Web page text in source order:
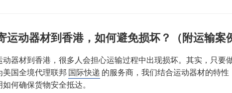
运动器材到香港，如何避免损坏？（附运输案
动器材到香港，很多人会担心运输过程中出现损坏。其实，只要
美国全境代理联邦 国际快递 的服务商，我们结合运动器材的特
何确保货物安全抵达。